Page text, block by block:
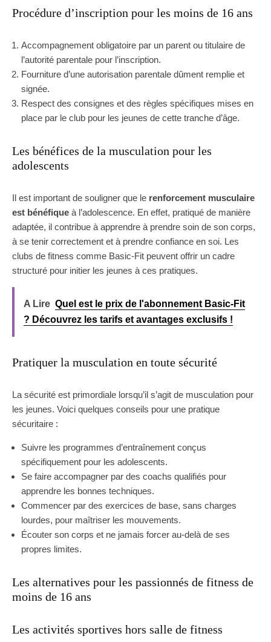
Procédure d’inscription pour les moins de 16 ans
Accompagnement obligatoire par un parent ou titulaire de
l’autorité parentale pour l’inscription.
Fourniture d’une autorisation parentale dûment remplie et
signée.
Respect des consignes et des règles spécifiques mises en
place par le club pour les jeunes de cette tranche d’âge.
Les bénéfices de la musculation pour les
adolescents
Il est important de souligner que le renforcement musculaire
est bénéfique à l’adolescence. En effet, pratiqué de manière
adaptée, il contribue à apprendre à prendre soin de son corps,
à se tenir correctement et à prendre confiance en soi. Les
clubs de fitness comme Basic-Fit peuvent offrir un cadre
structuré pour initier les jeunes à ces pratiques.
A Lire Quel est le prix de l'abonnement Basic-Fit
? Découvrez les tarifs et avantages exclusifs !
Pratiquer la musculation en toute sécurité
La sécurité est primordiale lorsqu’il s’agit de musculation pour
les jeunes. Voici quelques conseils pour une pratique
sécuritaire :
Suivre les programmes d’entraînement conçus
spécifiquement pour les adolescents.
Se faire accompagner par des coachs qualifiés pour
apprendre les bonnes techniques.
Commencer par des exercices de base, sans charges
lourdes, pour maîtriser les mouvements.
Écouter son corps et ne jamais forcer au-delà de ses
propres limites.
Les alternatives pour les passionnés de fitness de
moins de 16 ans
Les activités sportives hors salle de fitness